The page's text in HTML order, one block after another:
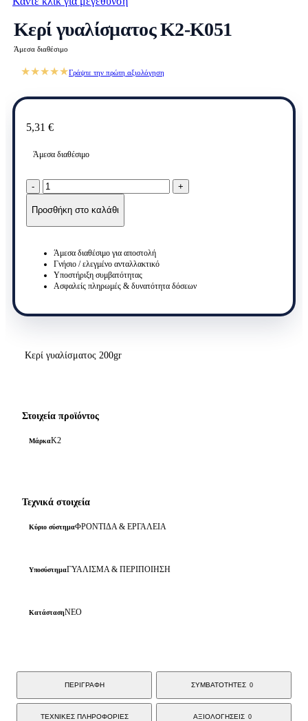
Κερί γυαλίσματος K2-K051
Άμεσα διαθέσιμο
★★★★★Γράψτε την πρώτη αξιολόγηση
Κερί γυαλίσματος 200gr
Στοιχεία προϊόντος
ΜάρκαK2
Τεχνικά στοιχεία
Κύριο σύστημαΦΡΟΝΤΙΔΑ & ΕΡΓΑΛΕΙΑ
ΥποσύστημαΓΥΑΛΙΣΜΑ & ΠΕΡΙΠΟΙΗΣΗ
ΚατάστασηΝΕΟ
5,31 €
Άμεσα διαθέσιμο
Κερί
γυαλίσματος
K2-
Προσθήκη στο καλάθι
Άμεσα διαθέσιμο για αποστολή
Γνήσιο / ελεγμένο ανταλλακτικό
Υποστήριξη συμβατότητας
Ασφαλείς πληρωμές & δυνατότητα δόσεων
ΠΕΡΙΓΡΑΦΗ ΣΥΜΒΑΤΟΤΗΤΕΣ 0
ΤΕΧΝΙΚΕΣ ΠΛΗΡΟΦΟΡΙΕΣ ΑΞΙΟΛΟΓΗΣΕΙΣ 0